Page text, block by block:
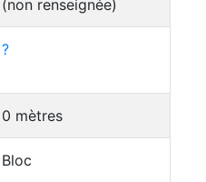
(non renseignée)
?
0 mètres
Bloc